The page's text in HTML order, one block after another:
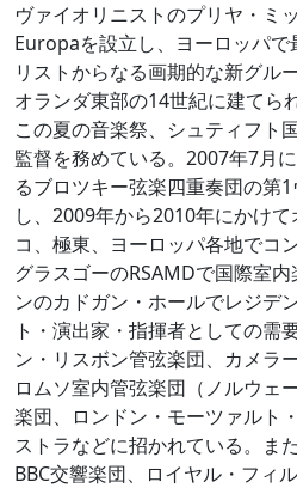
ヴァイオリニストのプリヤ・ミ
Europaを設立し、ヨーロッパ
リストからなる画期的な新グル
オランダ東部の14世紀に建てら
この夏の音楽祭、シュティフト
監督を務めている。2007年7月
るブロツキー弦楽四重奏団の第
し、2009年から2010年にかけ
コ、極東、ヨーロッパ各地でコ
グラスゴーのRSAMDで国際室
ンのカドガン・ホールでレジデ
ト・演出家・指揮者としての需
ン・リスボン管弦楽団、カメラ
ロムソ室内管弦楽団（ノルウェ
楽団、ロンドン・モーツァルト
ストラなどに招かれている。ま
BBC交響楽団、ロイヤル・フィ